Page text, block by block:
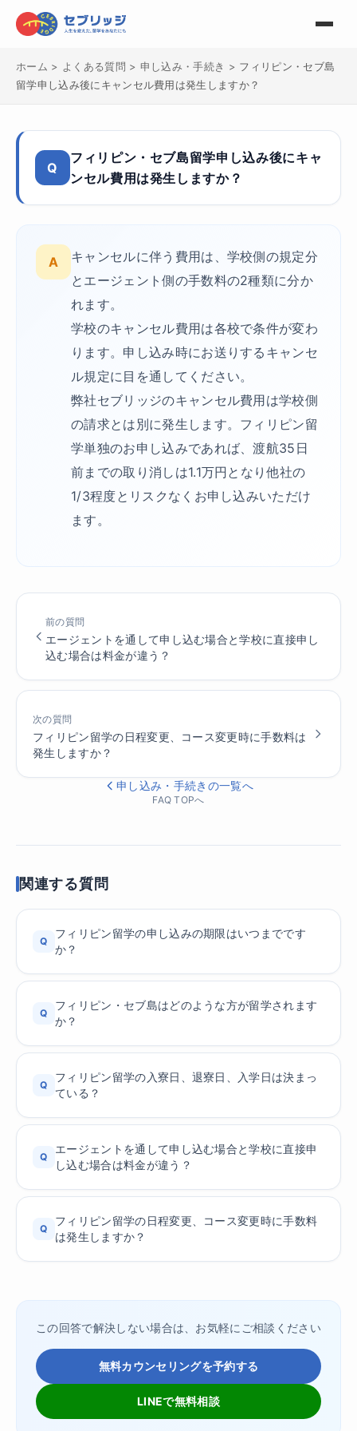
ホーム > よくある質問 > 申し込み・手続き > フィリピン・セブ島
留学申し込み後にキャンセル費用は発生しますか？
Q
フィリピン・セブ島留学申し込み後にキャ
ンセル費用は発生しますか？
A
キャンセルに伴う費用は、学校側の規定分
とエージェント側の手数料の2種類に分か
れます。
学校のキャンセル費用は各校で条件が変わ
ります。申し込み時にお送りするキャンセ
ル規定に目を通してください。
弊社セブリッジのキャンセル費用は学校側
の請求とは別に発生します。フィリピン留
学単独のお申し込みであれば、渡航35日
前までの取り消しは1.1万円となり他社の
1/3程度とリスクなくお申し込みいただけ
ます。
前の質問
エージェントを通して申し込む場合と学校に直接申し
込む場合は料金が違う？
次の質問
フィリピン留学の日程変更、コース変更時に手数料は
発生しますか？
申し込み・手続きの一覧へ
FAQ TOPへ
関連する質問
Q
フィリピン留学の申し込みの期限はいつまでです
か？
Q
フィリピン・セブ島はどのような方が留学されます
か？
Q
フィリピン留学の入寮日、退寮日、入学日は決まっ
ている？
Q
エージェントを通して申し込む場合と学校に直接申
し込む場合は料金が違う？
Q
フィリピン留学の日程変更、コース変更時に手数料
は発生しますか？
この回答で解決しない場合は、お気軽にご相談ください
無料カウンセリングを予約する
LINEで無料相談